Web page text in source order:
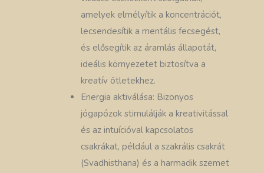
amelyek elmélyítik a koncentrációt,
lecsendesítik a mentális fecsegést,
és elősegítik az áramlás állapotát,
ideális környezetet biztosítva a
kreatív ötletekhez.
Energia aktiválása: Bizonyos
jógapózok stimulálják a kreativitással
és az intuícióval kapcsolatos
csakrákat, például a szakrális csakrát
(Svadhisthana) és a harmadik szemet